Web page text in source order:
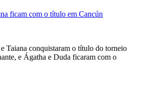
ficam com o título em Cancún
Taiana conquistaram o título do torneio
e Ágatha e Duda ficaram com o